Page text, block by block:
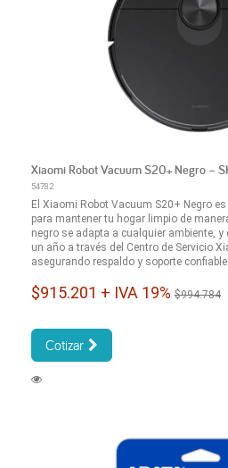
Xiaomi Robot Vacuum S20+ Negro –
54782
El Xiaomi Robot Vacuum S20+ Negro
para mantener tu hogar limpio de
negro se adapta a cualquier ambiente,
un año a través del Centro de Servicio
asegurando respaldo y soporte confiable.
$915.201 + IVA 19%$994.784
Cotizar